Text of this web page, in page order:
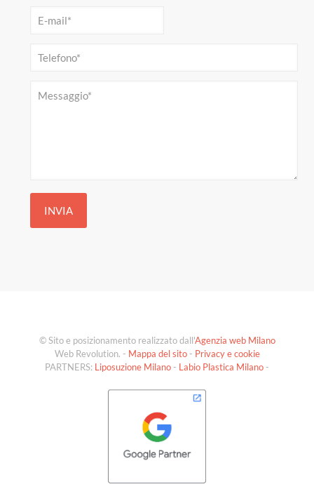
© Sito e posizionamento realizzato dall'Agenzia web Milano
Web Revolution. - Mappa del sito- Privacy e cookie
PARTNERS: Liposuzione Milano- Labio Plastica Milano-